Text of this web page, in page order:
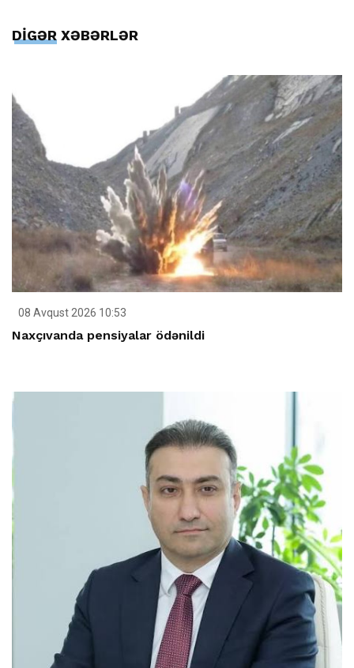
DİGƏR XƏBƏRLƏR
08 Avqust 2026 10:53
Naxçıvanda pensiyalar ödənildi